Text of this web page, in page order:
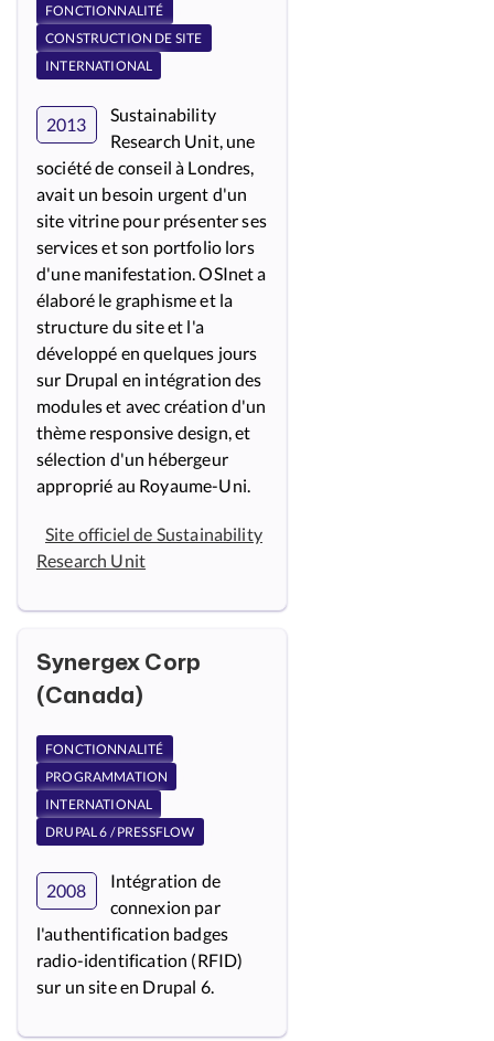
FONCTIONNALITÉ
CONSTRUCTION DE SITE
INTERNATIONAL
2013
Sustainability
Research Unit, une
société de conseil à Londres,
avait un besoin urgent d'un
site vitrine pour présenter ses
services et son portfolio lors
d'une manifestation. OSInet a
élaboré le graphisme et la
structure du site et l'a
développé en quelques jours
sur Drupal en intégration des
modules et avec création d'un
thème responsive design, et
sélection d'un hébergeur
approprié au Royaume-Uni.
Site officiel de Sustainability
Research Unit
Synergex Corp
(Canada)
FONCTIONNALITÉ
PROGRAMMATION
INTERNATIONAL
DRUPAL 6 / PRESSFLOW
2008
Intégration de
connexion par
l'authentification badges
radio-identification (RFID)
sur un site en Drupal 6.